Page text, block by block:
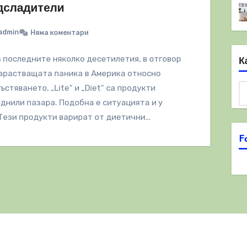
Няма коментари
последните няколко десетилетия, в отговор
паника в Америка относно
„Lite“ и „Diet“ са продукти
пазара. Подобна е ситуацията и у
продукти варират от диетични…